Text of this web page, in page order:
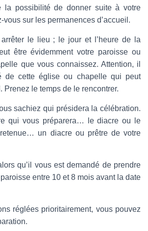
la possibilité de donner suite à votre
vous sur les permanences d’accueil.
arrêter le lieu ; le jour et l’heure de la
être évidemment votre paroisse ou
que vous connaissez. Attention, il
de cette église ou chapelle qui peut
Prenez le temps de le rencontrer.
sachiez qui présidera la célébration.
qui vous préparera… le diacre ou le
un diacre ou prêtre de votre
qu’il vous est demandé de prendre
entre 10 et 8 mois avant la date
réglées prioritairement, vous pouvez